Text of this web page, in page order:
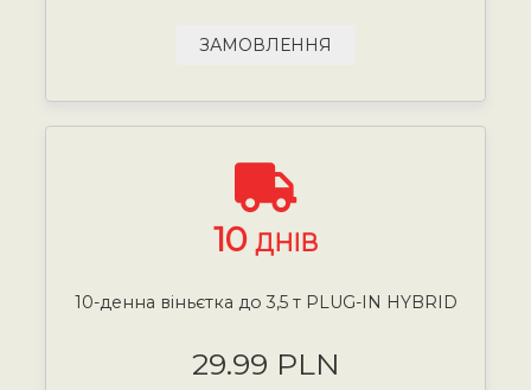
ЗАМОВЛЕННЯ
10 ДНІВ
10-денна віньєтка до 3,5 т PLUG-IN HYBRID
29.99 PLN